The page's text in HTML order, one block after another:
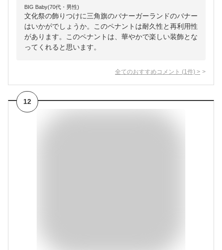
BIG Baby(70代・男性)
文化祭の飾りつけに三角旗のバナーガーランドのバナー
はいかがでしょうか。このペナントは耐久性と再利用性
があります。このペナントは、華やかで楽しい装飾とな
ってくれると思います。
全てのおすすめコメント (1 件) >
12